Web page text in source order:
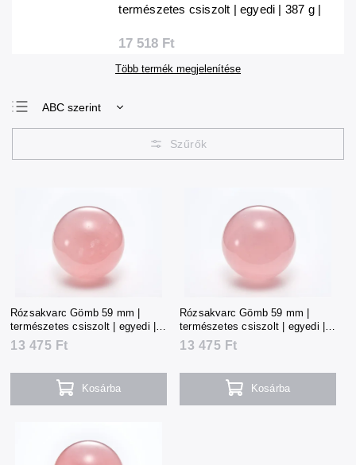
természetes csiszolt | egyedi | 387 g |
17 518 Ft
Több termék megjelenítése
ABC szerint
Legolcsóbb elöl
Legdrágább
Rózsakvarc Gömb 59 mm |
természetes csiszolt | egyedi |
298 g | Madagaszkár
13 475 Ft
Kosárba
Rózsakvarc Gömb 59 mm |
természetes csiszolt | egyedi |
299 g | Madagaszkár
13 475 Ft
Kosárba